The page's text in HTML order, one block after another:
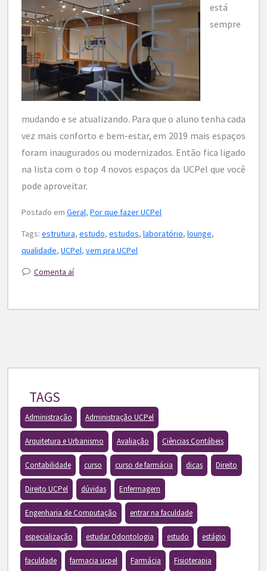
está
sempre
mudando e se atualizando. Para que o aluno tenha cada
vez mais conforto e bem-estar, em 2019 mais espaços
foram inaugurados ou modernizados. Então fica ligado
na lista com o top 4 novos espaços da UCPel que você
pode aproveitar.
Postado em Geral, Por que fazer UCPel
Tags: estrutura, estudo, estudos, laboratório, lounge,
qualidade, UCPel, vem pra UCPel
Comenta aí
TAGS
Administração Administração UCPel
Arquitetura e Urbanismo Avaliação Ciências Contábeis
Contabilidade curso curso de farmácia dicas Direito
Direito UCPel dúvidas Enfermagem
Engenharia de Computação entrar na faculdade
especialização estudar Odontologia estudo estágio
faculdade farmacia ucpel Farmácia Fisioterapia